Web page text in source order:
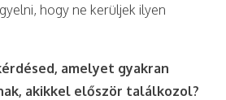
hogy ne kerüljek ilyen
amelyet gyakran
akikkel először találkozol?